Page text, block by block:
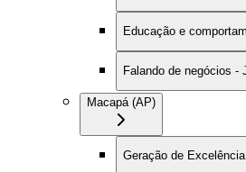
Educação e
Falando de negócios -
Macapá (AP)
Geração de